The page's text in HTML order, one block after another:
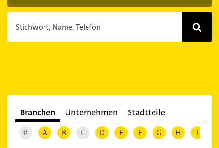
Stichwort, Name, Telefon
Branchen Unternehmen Stadtteile
# A B C D E F G H I